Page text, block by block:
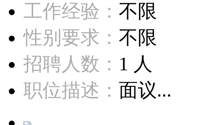
工作经验： 不限
性别要求： 不限
招聘人数： 1 人
职位描述： 面议...